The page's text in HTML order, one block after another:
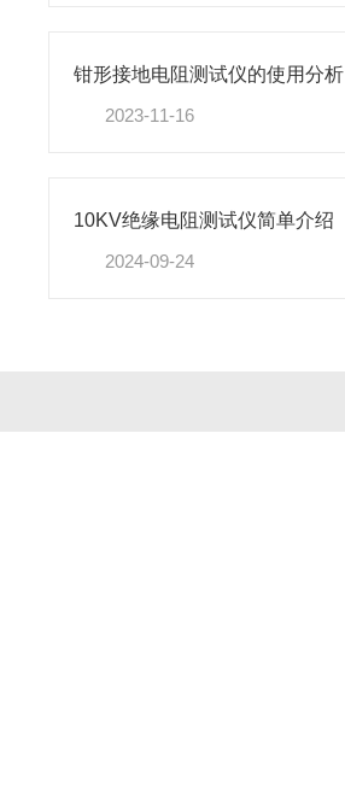
钳形接地电阻测试仪的使用分析
2023-11-16
10KV绝缘电阻测试仪简单介绍
2024-09-24